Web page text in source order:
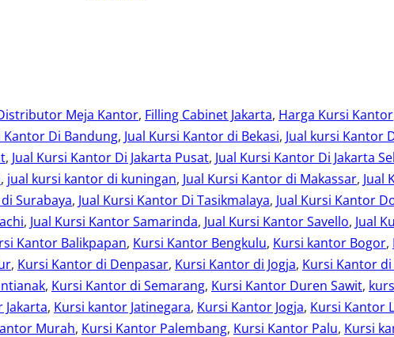
Meja Kantor, Filling Cabinet Jakarta, Harga Kursi Kantor
Kantor Di Bandung, Jual Kursi Kantor di Bekasi, Jual kursi Kantor
, Jual Kursi Kantor Di Jakarta Pusat, Jual Kursi Kantor Di Jakarta
, jual kursi kantor di kuningan, Jual Kursi Kantor di Makassar, Jual
Surabaya, Jual Kursi Kantor Di Tasikmalaya, Jual Kursi Kantor
, Jual Kursi Kantor Samarinda, Jual Kursi Kantor Savello, Jual
Kantor Balikpapan, Kursi Kantor Bengkulu, Kursi kantor Bogor,
, Kursi Kantor di Denpasar, Kursi Kantor di Jogja, Kursi Kantor
, Kursi Kantor di Semarang, Kursi Kantor Duren Sawit,
Jakarta, Kursi kantor Jatinegara, Kursi Kantor Jogja, Kursi Kantor
Murah, Kursi Kantor Palembang, Kursi Kantor Palu, Kursi